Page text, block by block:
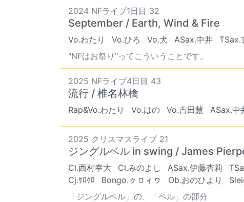
2024 NFライブ1日目 32
September / Earth, Wind & Fire
Vo.わたり Vo.ひろ Vo.犬 ASax.中井 TSax.
"NFはお祭り"ってこういうことです。
2025 NFライブ4日目 43
流行 / 椎名林檎
Rap&Vo.わたり Vo.はの Vo.吉田慧 ASax.中
2025 クリスマスライブ 21
ジングルベル in swing / James
Cl.西村幸大 Cl.みのよし ASax.伊藤杏莉
Cj.ｹﾛｹﾛ
Bongo.ㇰㇿィヮ Ob.おのひより
「ジングルベル」の、「ベル」の部分